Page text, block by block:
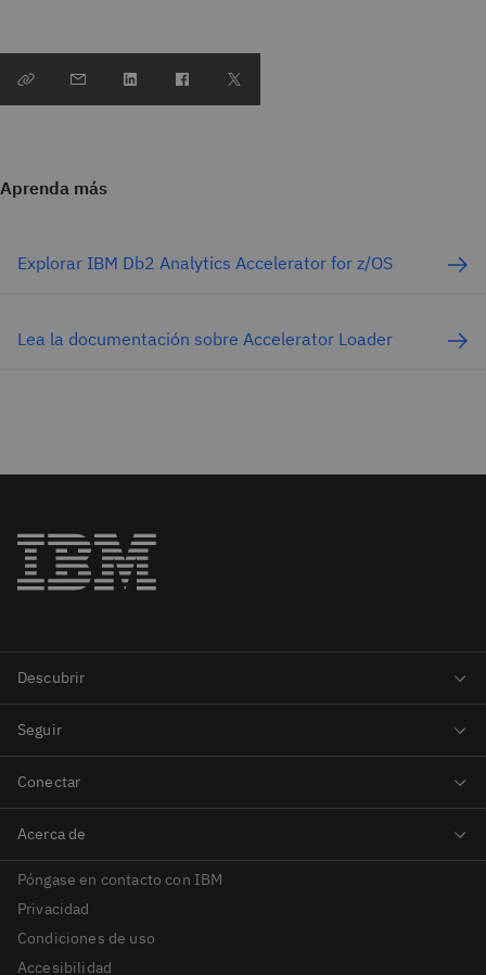
Aprenda más
Explorar IBM Db2 Analytics Accelerator for z/OS
Lea la documentación sobre Accelerator Loader
Póngase en contacto con IBM
Privacidad
Condiciones de uso
Accesibilidad